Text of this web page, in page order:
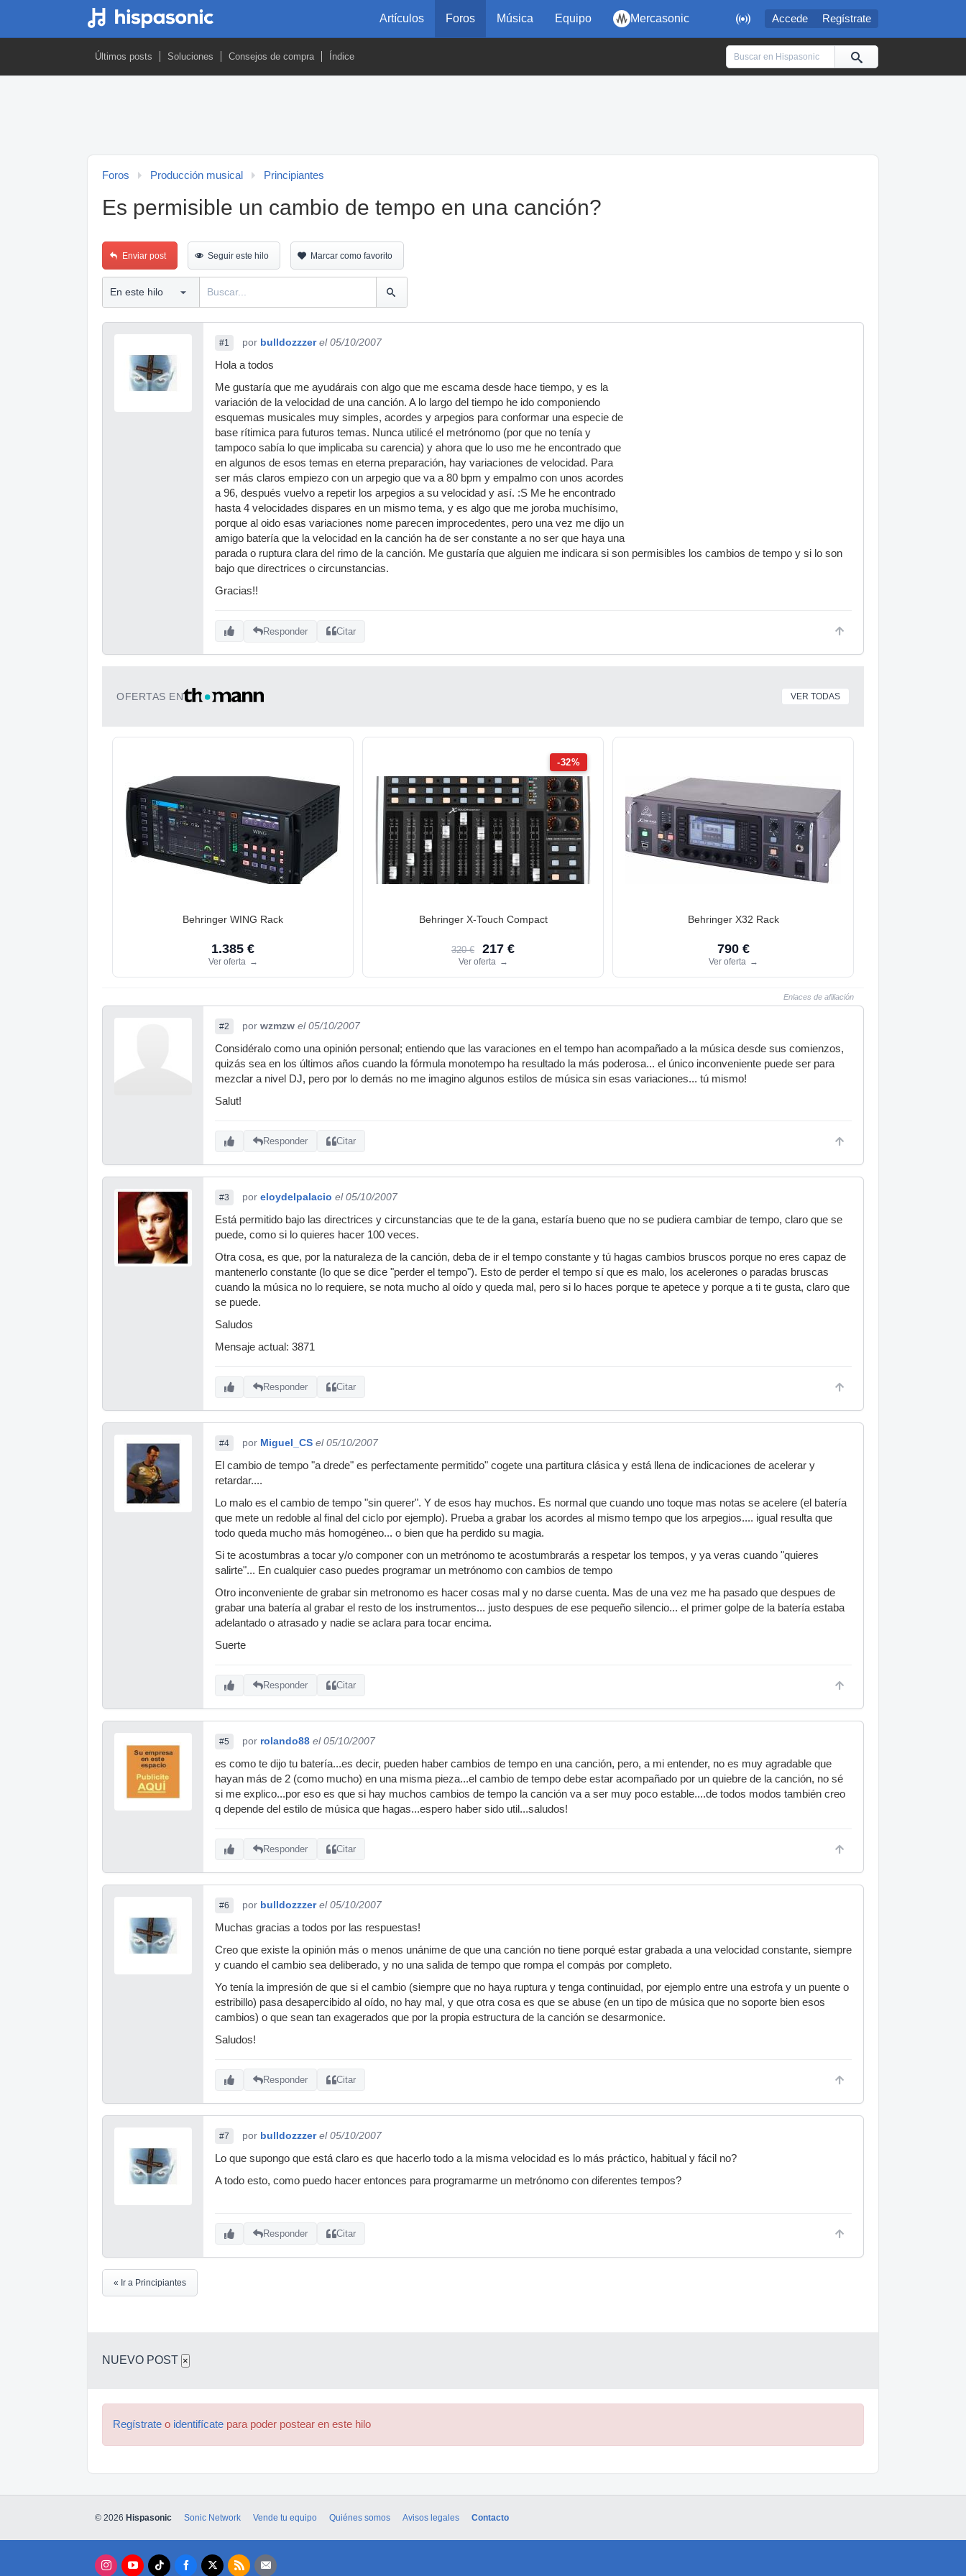
 Accede Regístrate
Artículos Foros Música Equipo Mercasonic
Últimos posts Soluciones Consejos de compra Índice
Foros Producción musical Principiantes
Es permisible un cambio de tempo en una canción?
Enviar post Seguir este hilo Marcar como favorito
#1 por bulldozzzer el 05/10/2007
Hola a todos
Me gustaría que me ayudárais con algo que me escama desde hace tiempo, y es la
variación de la velocidad de una canción. A lo largo del tiempo he ido componiendo
esquemas musicales muy simples, acordes y arpegios para conformar una especie de
base rítimica para futuros temas. Nunca utilicé el metrónomo (por que no tenía y
tampoco sabía lo que implicaba su carencia) y ahora que lo uso me he encontrado que
en algunos de esos temas en eterna preparación, hay variaciones de velocidad. Para
ser más claros empiezo con un arpegio que va a 80 bpm y empalmo con unos acordes
a 96, después vuelvo a repetir los arpegios a su velocidad y así. :S Me he encontrado
hasta 4 velocidades dispares en un mismo tema, y es algo que me joroba muchísimo,
porque al oido esas variaciones nome parecen improcedentes, pero una vez me dijo un
amigo batería que la velocidad en la canción ha de ser constante a no ser que haya una
parada o ruptura clara del rimo de la canción. Me gustaría que alguien me indicara si son permisibles los cambios de tempo y si lo son
bajo que directrices o circunstancias.
Gracias!!
Responder Citar
OFERTAS EN VER TODAS
Behringer WING Rack
1.385 €
Ver oferta →
-32%
Behringer X-Touch Compact
320 € 217 €
Ver oferta →
Behringer X32 Rack
790 €
Ver oferta →
Enlaces de afiliación
#2 por wzmzw el 05/10/2007
Considéralo como una opinión personal; entiendo que las varaciones en el tempo han acompañado a la música desde sus comienzos,
quizás sea en los últimos años cuando la fórmula monotempo ha resultado la más poderosa... el único inconveniente puede ser para
mezclar a nivel DJ, pero por lo demás no me imagino algunos estilos de música sin esas variaciones... tú mismo!
Salut!
Responder Citar
#3 por eloydelpalacio el 05/10/2007
Está permitido bajo las directrices y circunstancias que te de la gana, estaría bueno que no se pudiera cambiar de tempo, claro que se
puede, como si lo quieres hacer 100 veces.
Otra cosa, es que, por la naturaleza de la canción, deba de ir el tempo constante y tú hagas cambios bruscos porque no eres capaz de
mantenerlo constante (lo que se dice "perder el tempo"). Esto de perder el tempo sí que es malo, los acelerones o paradas bruscas
cuando la música no lo requiere, se nota mucho al oído y queda mal, pero si lo haces porque te apetece y porque a ti te gusta, claro que
se puede.
Saludos
Mensaje actual: 3871
Responder Citar
#4 por Miguel_CS el 05/10/2007
El cambio de tempo "a drede" es perfectamente permitido" cogete una partitura clásica y está llena de indicaciones de acelerar y
retardar....
Lo malo es el cambio de tempo "sin querer". Y de esos hay muchos. Es normal que cuando uno toque mas notas se acelere (el batería
que mete un redoble al final del ciclo por ejemplo). Prueba a grabar los acordes al mismo tempo que los arpegios.... igual resulta que
todo queda mucho más homogéneo... o bien que ha perdido su magia.
Si te acostumbras a tocar y/o componer con un metrónomo te acostumbrarás a respetar los tempos, y ya veras cuando "quieres
salirte"... En cualquier caso puedes programar un metrónomo con cambios de tempo
Otro inconveniente de grabar sin metronomo es hacer cosas mal y no darse cuenta. Mas de una vez me ha pasado que despues de
grabar una batería al grabar el resto de los instrumentos... justo despues de ese pequeño silencio... el primer golpe de la batería estaba
adelantado o atrasado y nadie se aclara para tocar encima.
Suerte
Responder Citar
#5 por rolando88 el 05/10/2007
es como te dijo tu batería...es decir, pueden haber cambios de tempo en una canción, pero, a mi entender, no es muy agradable que
hayan más de 2 (como mucho) en una misma pieza...el cambio de tempo debe estar acompañado por un quiebre de la canción, no sé
si me explico...por eso es que si hay muchos cambios de tempo la canción va a ser muy poco estable....de todos modos también creo
q depende del estilo de música que hagas...espero haber sido util...saludos!
Responder Citar
#6 por bulldozzzer el 05/10/2007
Muchas gracias a todos por las respuestas!
Creo que existe la opinión más o menos unánime de que una canción no tiene porqué estar grabada a una velocidad constante, siempre
y cuando el cambio sea deliberado, y no una salida de tempo que rompa el compás por completo.
Yo tenía la impresión de que si el cambio (siempre que no haya ruptura y tenga continuidad, por ejemplo entre una estrofa y un puente o
estribillo) pasa desapercibido al oído, no hay mal, y que otra cosa es que se abuse (en un tipo de música que no soporte bien esos
cambios) o que sean tan exagerados que por la propia estructura de la canción se desarmonice.
Saludos!
Responder Citar
#7 por bulldozzzer el 05/10/2007
Lo que supongo que está claro es que hacerlo todo a la misma velocidad es lo más práctico, habitual y fácil no?
A todo esto, como puedo hacer entonces para programarme un metrónomo con diferentes tempos?
Responder Citar
« Ir a Principiantes
NUEVO POST ×
Regístrate o identifícate para poder postear en este hilo
© 2026 Hispasonic Sonic Network Vende tu equipo Quiénes somos Avisos legales Contacto